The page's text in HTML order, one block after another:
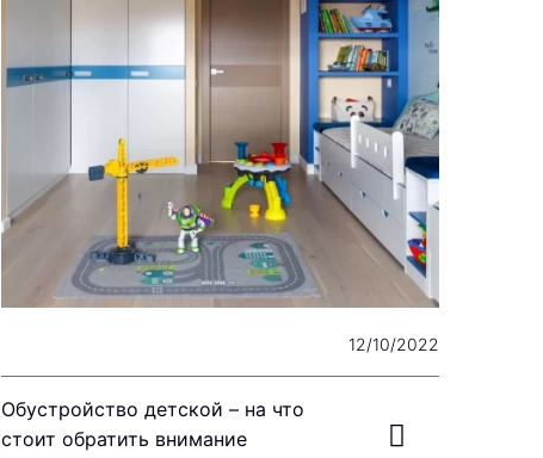
12/10/2022
Обустройство детской – на что
стоит обратить внимание